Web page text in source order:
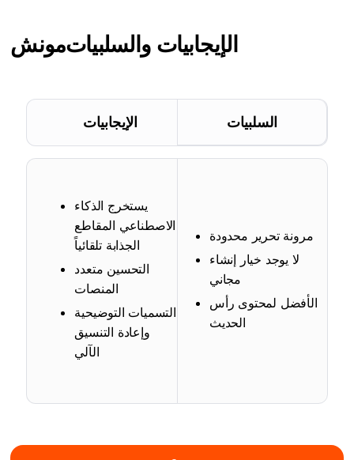
مونشالإيجابيات والسلبيات
الإيجابيات السلبيات
يستخرج الذكاء
الاصطناعي المقاطع
الجذابة تلقائياً
التحسين متعدد
المنصات
التسميات التوضيحية
وإعادة التنسيق
الآلي
مرونة تحرير محدودة
لا يوجد خيار إنشاء
مجاني
الأفضل لمحتوى رأس
الحديث